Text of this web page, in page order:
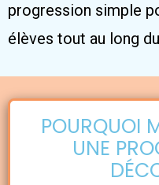
progression simple
élèves tout au long
POURQUOI
UNE